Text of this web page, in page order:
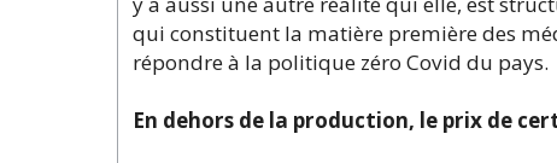
qui constituent la matière première des
répondre à la politique zéro Covid du pays.
En dehors de la production, le prix de